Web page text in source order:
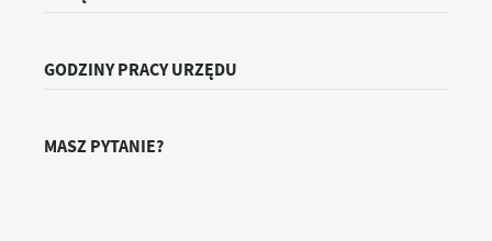
GODZINY PRACY URZĘDU
MASZ PYTANIE?